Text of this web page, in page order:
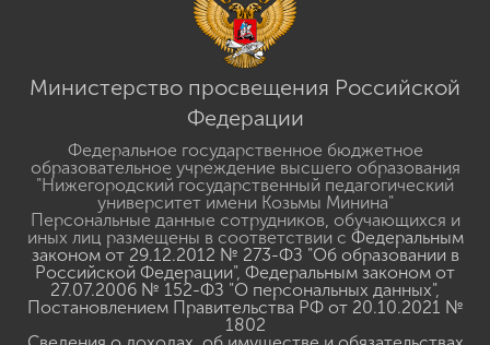
Министерство просвещения Российской
Федерации
Федеральное государственное бюджетное
образовательное учреждение высшего образования
"Нижегородский государственный педагогический
университет имени Козьмы Минина"
Персональные данные сотрудников, обучающихся и
иных лиц размещены в соответствии с Федеральным
законом от 29.12.2012 № 273-ФЗ "Об образовании в
Российской Федерации", Федеральным законом от
27.07.2006 № 152-ФЗ "О персональных данных",
Постановлением Правительства РФ от 20.10.2021 №
1802